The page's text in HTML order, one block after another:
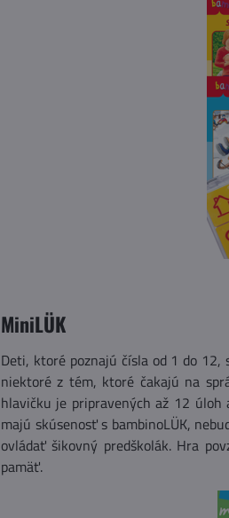
MiniLÜK
Deti, ktoré poznajú čísla od 1 do 12,
niektoré z tém, ktoré čakajú na
hlavičku je pripravených až 12
majú skúsenosť s bambinoLÜK,
ovládať šikovný predškolák. Hra
pamäť.